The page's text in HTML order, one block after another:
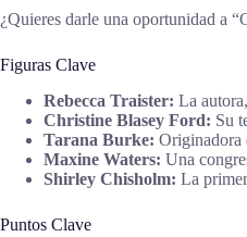
¿Quieres darle una oportunidad a
Figuras Clave
Rebecca Traister: La
Christine Blasey Ford: Su
Tarana Burke: Originadora
Maxine Waters: Una
Shirley Chisholm: La
Puntos Clave